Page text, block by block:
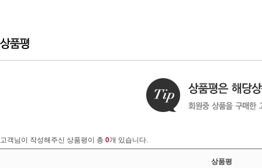
고객님이 작성해주신 상품평이 총 0개 있습니다.
상품평